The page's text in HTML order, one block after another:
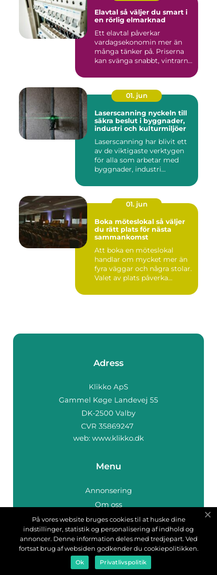
Elavtal så väljer du smart i
en rörlig elmarknad
Ett elavtal påverkar
vardagsekonomin mer än
många tänker på. Priserna
kan svänga snabbt, vintrarna
01. jun
Laserscanning nyckeln till
säkra beslut i byggnader,
industri och kulturmiljöer
Laserscanning har blivit ett
av de viktigaste verktygen
för alla som arbetar med
byggnader, industri...
01. jun
Boka möteslokal så väljer
du rätt plats för nästa
sammankomst
Att boka en möteslokal
handlar om mycket mer än
fyra väggar och några stolar.
Valet av plats påverka...
Adress
web: www.klikko.dk
Menu
Annonsering
Om oss
Cookies
Kontakta oss
Sitemap
På vores website bruges cookies til at huske dine
indstillinger, statistik og personalisering af indhold og
annoncer. Denne information deles med tredjepart. Ved
fortsat brug af websiden godkender du cookiepolitikken.
Ok Privatlivspolitik